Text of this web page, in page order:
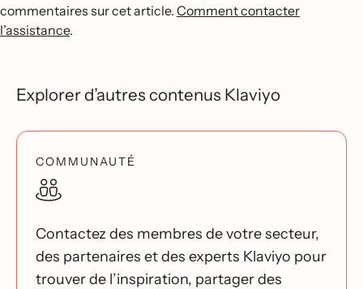
commentaires sur cet article. Comment contacter
l’assistance.
Explorer d’autres contenus Klaviyo
COMMUNAUTÉ
Contactez des membres de votre secteur,
des partenaires et des experts Klaviyo pour
trouver de l’inspiration, partager des